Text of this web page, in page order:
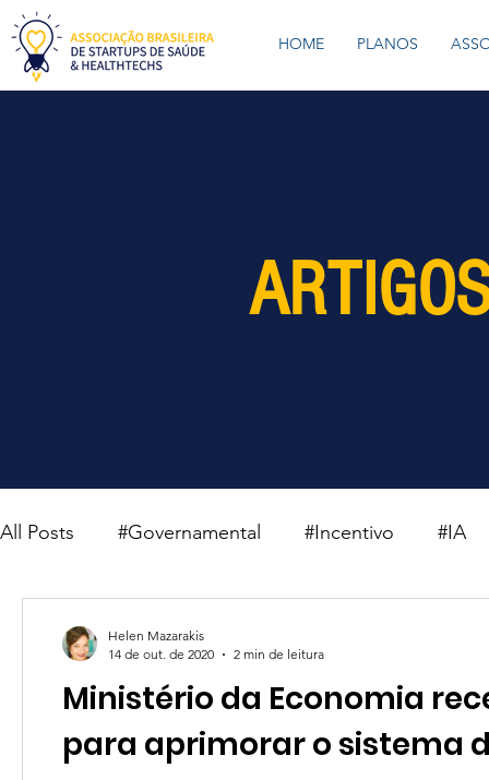
HOME PLANOS
All Posts #Governamental #Incentivo #IA
Ministério da Economia
para aprimorar o sistema
Helen Mazarakis
14 de out. de 2020
2 min de leitura